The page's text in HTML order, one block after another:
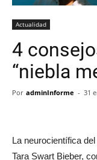
Actualidad
4
“niebla
Por adminInforme - 31
La neurocientífica
Tara Swart Bieber,